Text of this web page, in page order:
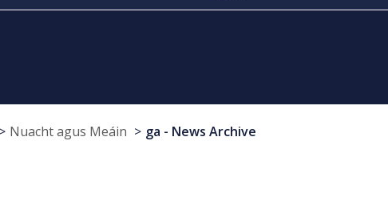
Nuacht agus Meáin
ga - News Archive